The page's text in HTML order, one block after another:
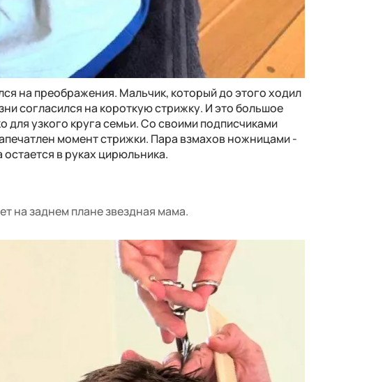
на преображения. Мальчик, который до этого ходил
согласился на короткую стрижку. И это большое
для узкого круга семьи. Со своими подписчиками
момент стрижки. Пара взмахов ножницами -
в руках цирюльника.
на заднем плане звездная мама.